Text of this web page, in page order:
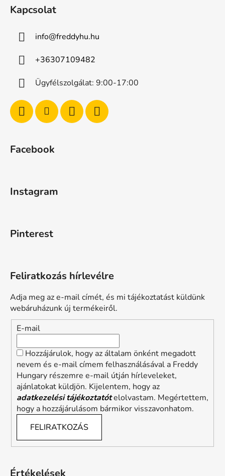
Kapcsolat
info@freddyhu.hu
+36307109482
Ügyfélszolgálat: 9:00-17:00
Facebook
Instagram
Pinterest
Feliratkozás hírlevélre
Adja meg az e-mail címét, és mi tájékoztatást küldünk
webáruházunk új termékeiről.
E-mail
Hozzájárulok, hogy az általam önként megadott
nevem és e-mail címem felhasználásával a Freddy
Hungary részemre e-mail útján hírleveleket,
ajánlatokat küldjön. Kijelentem, hogy az
adatkezelési tájékoztatótelolvastam. Megértettem,
hogy a hozzájárulásom bármikor visszavonhatom.
FELIRATKOZÁS
Értékelések